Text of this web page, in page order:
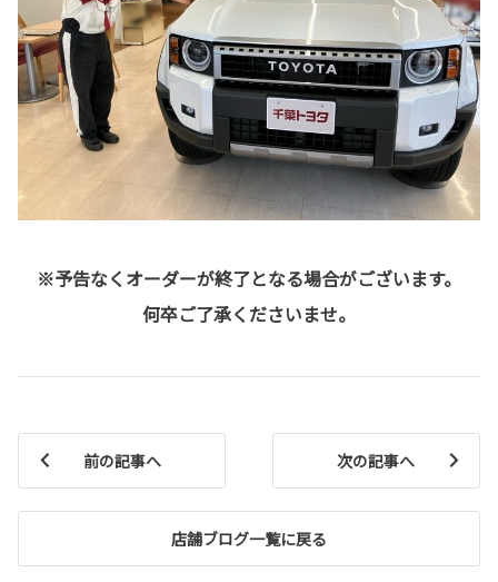
※予告なくオーダーが終了となる場合がございます。
何卒ご了承くださいませ。
前の記事へ
店舗ブログ一覧に戻る
次の記事へ